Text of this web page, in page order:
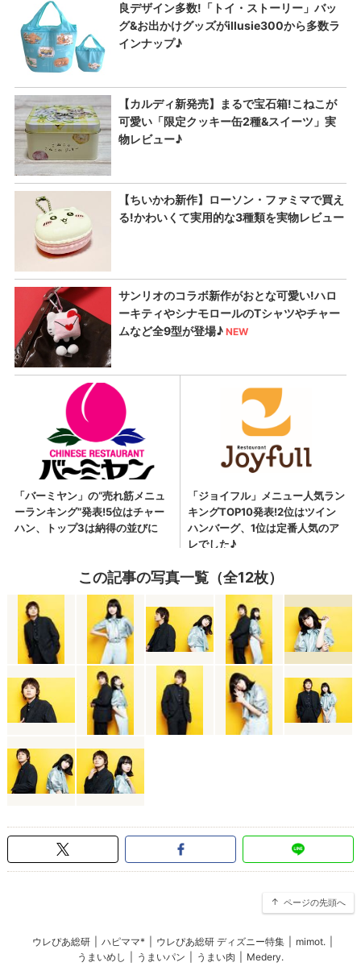
この記事の写真一覧（全12枚）
ページの先頭へ
ウレぴあ総研 ハピママ* ウレぴあ総研 ディズニー特集 mimot.
うまいめし
うまいパン うまい肉 Medery.